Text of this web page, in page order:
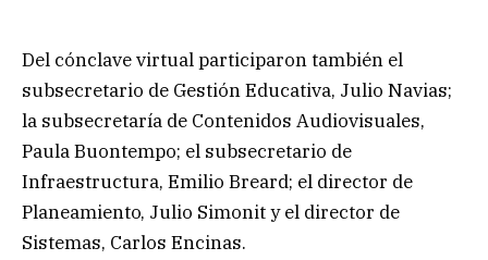
Del cónclave virtual participaron también el
subsecretario de Gestión Educativa, Julio Navias;
la subsecretaría de Contenidos Audiovisuales,
Paula Buontempo; el subsecretario de
Infraestructura, Emilio Breard; el director de
Planeamiento, Julio Simonit y el director de
Sistemas, Carlos Encinas.